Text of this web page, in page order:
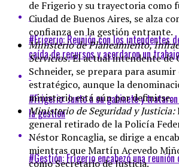
de Frigerio y su trayectoria como
Ciudad de Buenos Aires, se alza
confianza en la gestión entrante.
Ministerio de Planeamiento,
Servicios:El actual intendente de
Schneider, se prepara para
estratégico, aunque la
ministerio está aún por definirse.
Ministerio de Seguridad y Justicia:
general retirado de la Policía
Néstor Roncaglia, se dirige a
mientras que Martín Acevedo
como Secretario de Justicia.
#Frigerio: Reunión con los intendentes
caída de recursos y acordaron un
#Frigerio: Junto a su gabinete y
la gestión
#Gestión: Frigerio encabezó una